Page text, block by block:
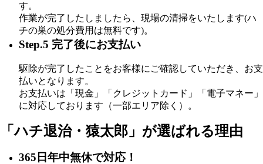
す。
作業が完了したしましたら、現場の清掃をいたします(ハ
チの巣の処分費用は無料です)。
Step.5 完了後にお支払い
駆除が完了したことをお客様にご確認していただき、お支
払いとなります。
お支払いは「現金」「クレジットカード」「電子マネー」
に対応しております（一部エリア除く）。
「ハチ退治・猿太郎」が選ばれる理由
365日年中無休で対応！